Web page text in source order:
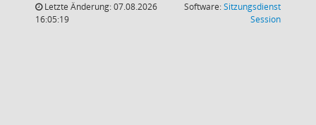
Letzte Änderung: 07.08.2026
16:05:19
Software:Sitzungsdienst
Session(Wird in